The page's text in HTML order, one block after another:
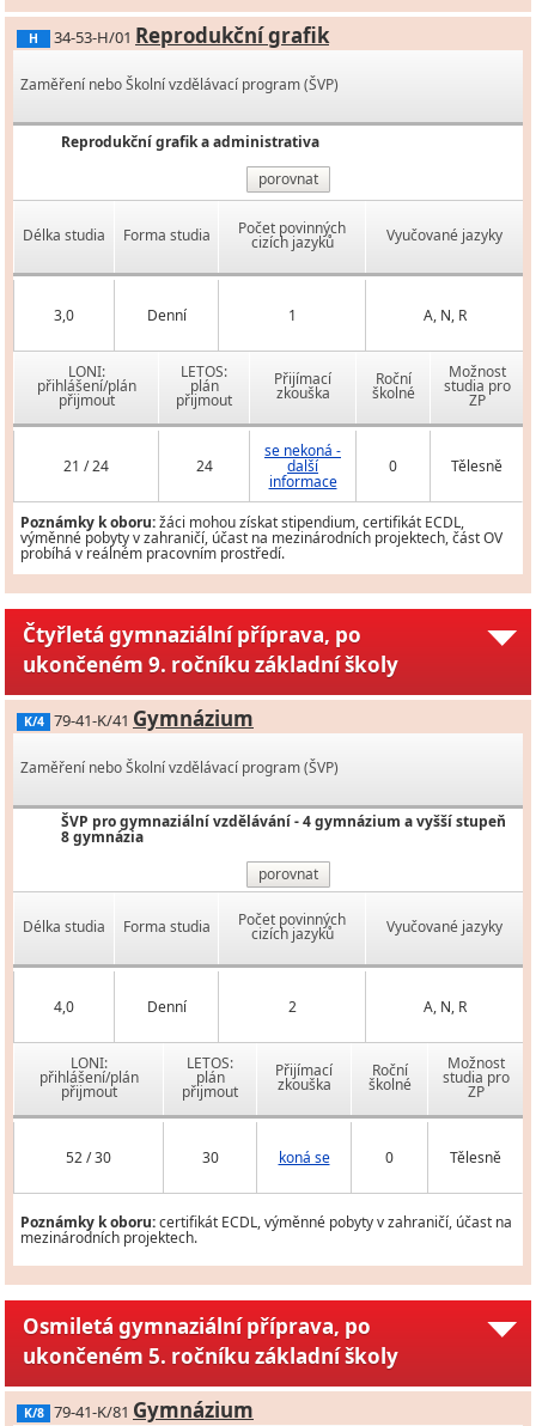
H 34-53-H/01 Reprodukční grafik
Zaměření nebo Školní vzdělávací program (ŠVP)
Reprodukční grafik a administrativa
porovnat
Délka studia Forma studia Počet povinných
cizích jazyků Vyučované jazyky
3,0 Denní 1 A, N, R
LONI:
přihlášení/plán
přijmout
LETOS:
plán
přijmout
Přijímací
zkouška
Roční
školné
Možnost
studia pro
ZP
21 / 24 24
se nekoná -
další
informace
0 Tělesně
Poznámky k oboru:žáci mohou získat stipendium, certifikát ECDL,
výměnné pobyty v zahraničí, účast na mezinárodních projektech, část OV
probíhá v reálném pracovním prostředí.
Čtyřletá gymnaziální příprava, po
ukončeném 9. ročníku základní školy
K/4 79-41-K/41 Gymnázium
Zaměření nebo Školní vzdělávací program (ŠVP)
ŠVP pro gymnaziální vzdělávání - 4 gymnázium a vyšší stupeň
8 gymnázia
porovnat
Délka studia Forma studia Počet povinných
cizích jazyků Vyučované jazyky
4,0 Denní 2 A, N, R
LONI:
přihlášení/plán
přijmout
LETOS:
plán
přijmout
Přijímací
zkouška
Roční
školné
Možnost
studia pro
ZP
52 / 30 30 koná se 0 Tělesně
Poznámky k oboru:certifikát ECDL, výměnné pobyty v zahraničí, účast na
mezinárodních projektech.
Osmiletá gymnaziální příprava, po
ukončeném 5. ročníku základní školy
K/8 79-41-K/81 Gymnázium